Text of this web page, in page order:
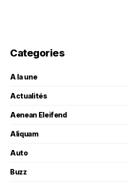
Categories
A la une
Actualités
Aenean Eleifend
Aliquam
Auto
Buzz